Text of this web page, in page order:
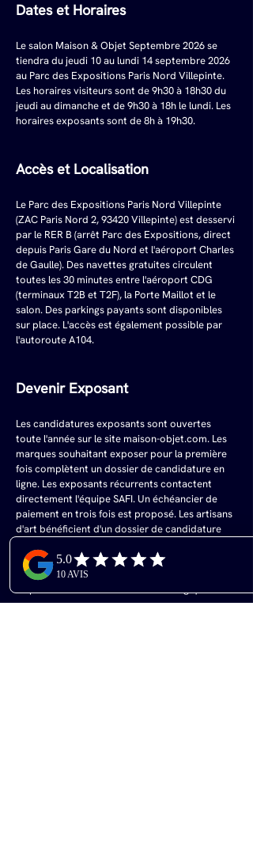
Dates et Horaires
Le salon Maison & Objet Septembre 2026 se
tiendra du jeudi 10 au lundi 14 septembre 2026
au Parc des Expositions Paris Nord Villepinte.
Les horaires visiteurs sont de 9h30 à 18h30 du
jeudi au dimanche et de 9h30 à 18h le lundi. Les
horaires exposants sont de 8h à 19h30.
Accès et Localisation
Le Parc des Expositions Paris Nord Villepinte
(ZAC Paris Nord 2, 93420 Villepinte) est desservi
par le RER B (arrêt Parc des Expositions, direct
depuis Paris Gare du Nord et l'aéroport Charles
de Gaulle). Des navettes gratuites circulent
toutes les 30 minutes entre l'aéroport CDG
(terminaux T2B et T2F), la Porte Maillot et le
salon. Des parkings payants sont disponibles
sur place. L'accès est également possible par
l'autoroute A104.
Devenir Exposant
Les candidatures exposants sont ouvertes
toute l'année sur le site maison-objet.com. Les
marques souhaitant exposer pour la première
fois complètent un dossier de candidature en
ligne. Les exposants récurrents contactent
directement l'équipe SAFI. Un échéancier de
paiement en trois fois est proposé. Les artisans
d'art bénéficient d'un dossier de candidature
recommandé de se positionner tôt : plus la
date approche, moins les emplacements
disponibles sont nombreux et stratégiques.